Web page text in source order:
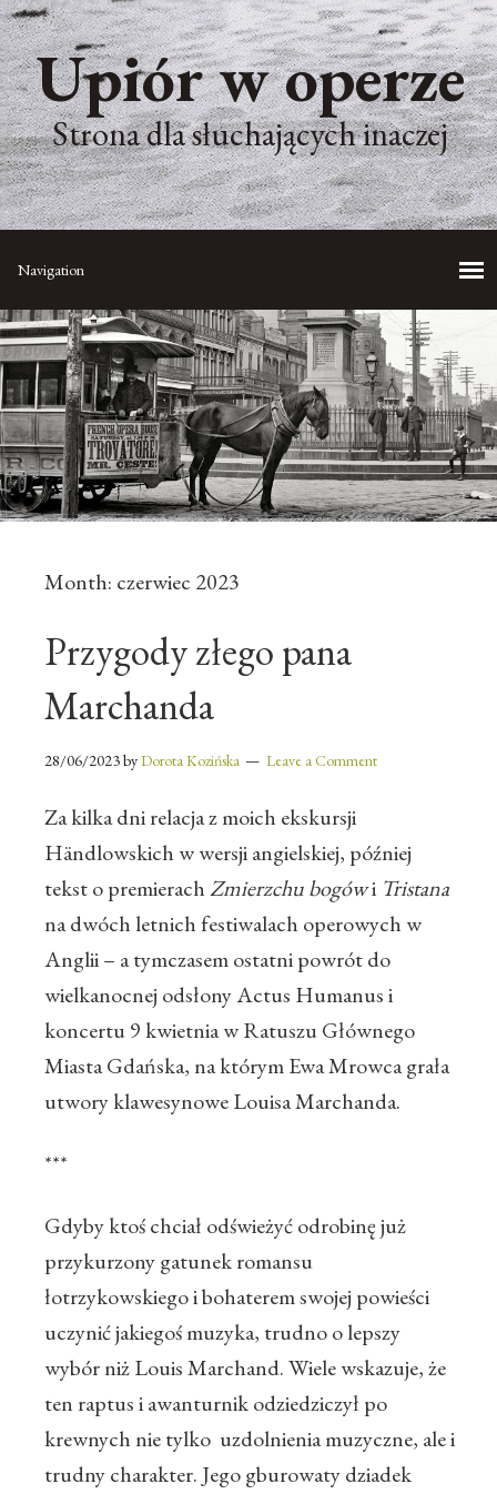
Upiór w operze
Strona dla słuchających inaczej
Month: czerwiec 2023
Przygody złego pana
Marchanda
28/06/2023byDorota Kozińska Leave a Comment
Za kilka dni relacja z moich ekskursji
Händlowskich w wersji angielskiej, później
tekst o premierachZmierzchu bogówi Tristana
na dwóch letnich festiwalach operowych w
Anglii – a tymczasem ostatni powrót do
wielkanocnej odsłony Actus Humanus i
koncertu 9 kwietnia w Ratuszu Głównego
Miasta Gdańska, na którym Ewa Mrowca grała
utwory klawesynowe Louisa Marchanda.
***
Gdyby ktoś chciał odświeżyć odrobinę już
przykurzony gatunek romansu
łotrzykowskiego i bohaterem swojej powieści
uczynić jakiegoś muzyka, trudno o lepszy
wybór niż Louis Marchand. Wiele wskazuje, że
ten raptus i awanturnik odziedziczył po
krewnych nie tylko uzdolnienia muzyczne, ale i
trudny charakter. Jego gburowaty dziadek